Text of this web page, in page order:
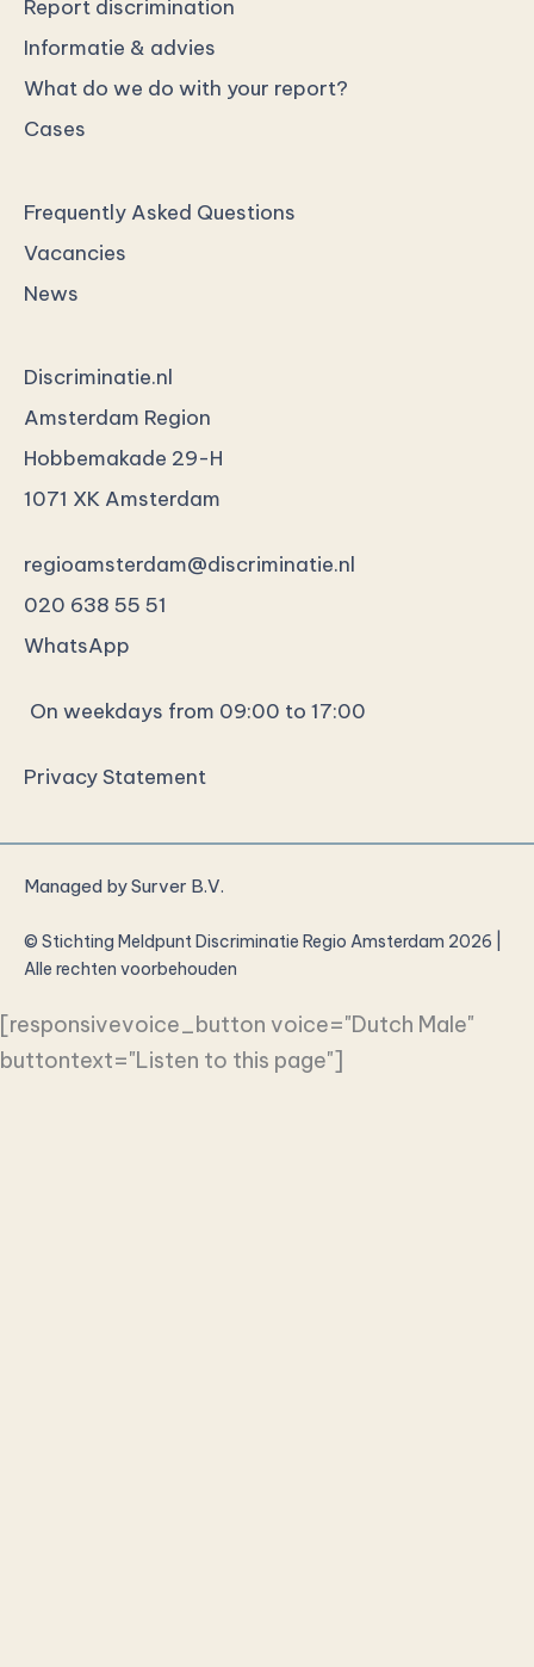
Report discrimination
Informatie & advies
What do we do with your report?
Cases
Frequently Asked Questions
Vacancies
News
Discriminatie.nl
Amsterdam Region
Hobbemakade 29-H
1071 XK Amsterdam
regioamsterdam@discriminatie.nl
020 638 55 51
WhatsApp
On weekdays from 09:00 to 17:00
Privacy Statement
© Stichting Meldpunt Discriminatie Regio Amsterdam 2026 |
Alle rechten voorbehouden
Managed bySurver B.V.
[responsivevoice_button voice="Dutch Male"
buttontext="Listen to this page"]